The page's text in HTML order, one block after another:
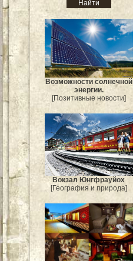
Возможности солнечной
энергии.
[Позитивные новости]
Вокзал Юнгфрауйох
[География и природа]